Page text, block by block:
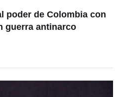
guerra antinarco